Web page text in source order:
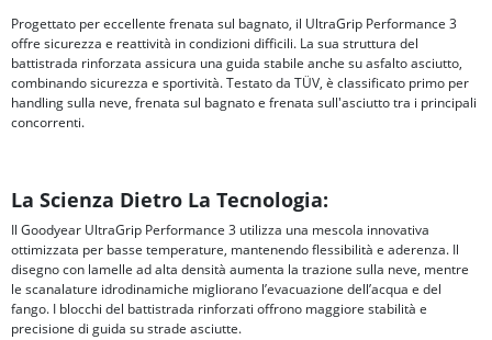
Progettato per eccellente frenata sul bagnato, il UltraGrip Performance 3
offre sicurezza e reattività in condizioni difficili. La sua struttura del
battistrada rinforzata assicura una guida stabile anche su asfalto asciutto,
combinando sicurezza e sportività. Testato da TÜV, è classificato primo per
handling sulla neve, frenata sul bagnato e frenata sull'asciutto tra i principali
concorrenti.
La Scienza Dietro La Tecnologia:
Il Goodyear UltraGrip Performance 3 utilizza una mescola innovativa
ottimizzata per basse temperature, mantenendo flessibilità e aderenza. Il
disegno con lamelle ad alta densità aumenta la trazione sulla neve, mentre
le scanalature idrodinamiche migliorano l’evacuazione dell’acqua e del
fango. I blocchi del battistrada rinforzati offrono maggiore stabilità e
precisione di guida su strade asciutte.